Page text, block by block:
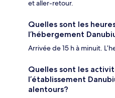
et aller-retour.
Quelles sont les
l’hébergement
Arrivée de 15 h à minuit.
Quelles sont les
l’établissement
alentours?